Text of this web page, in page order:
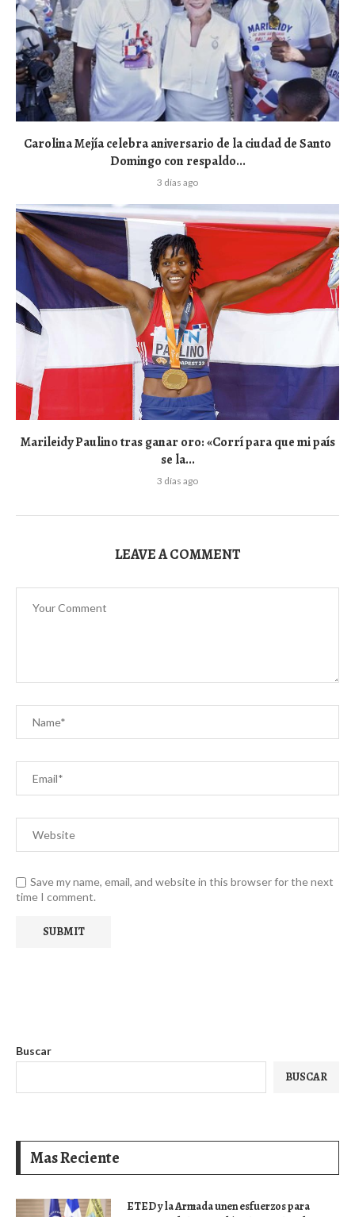
Carolina Mejía celebra aniversario de la ciudad de Santo
Domingo con respaldo...
3 días ago
Marileidy Paulino tras ganar oro: «Corrí para que mi país
se la...
3 días ago
LEAVE A COMMENT
Save my name, email, and website in this browser for the next
time I comment.
Buscar
BUSCAR
Mas Reciente
ETED y la Armada unen esfuerzos para